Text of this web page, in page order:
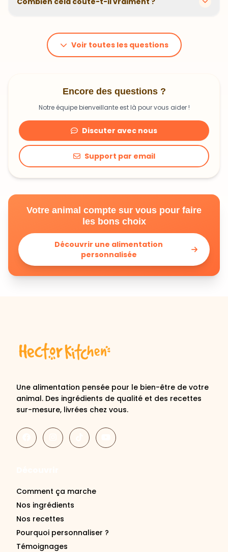
animal. En moyenne, comptez 1,20€ à 1,99€ par jour.
C'est un investissement dans sa santé qui peut vous
faire économiser en frais vétérinaires !
Voir toutes les questions
Encore des questions ?
Notre équipe bienveillante est là pour vous aider !
Discuter avec nous
Support par email
Votre animal compte sur vous pour faire
les bons choix
Découvrir une alimentation
personnalisée
Une alimentation pensée pour le bien-être de votre
animal. Des ingrédients de qualité et des recettes
sur-mesure, livrées chez vous.
Comment ça marche
Nos ingrédients
Nos recettes
Pourquoi personnaliser ?
Témoignages